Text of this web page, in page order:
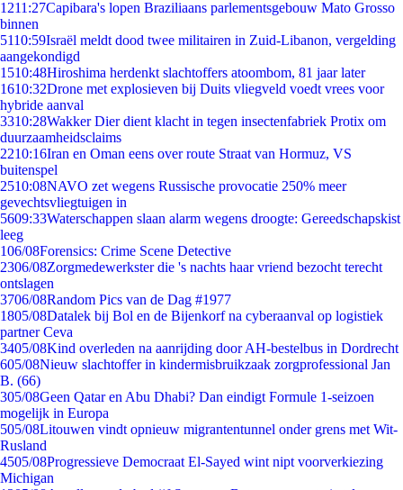
1211:27Capibara's lopen Braziliaans parlementsgebouw Mato Grosso
binnen
5110:59Israël meldt dood twee militairen in Zuid-Libanon, vergelding
aangekondigd
1510:48Hiroshima herdenkt slachtoffers atoombom, 81 jaar later
1610:32Drone met explosieven bij Duits vliegveld voedt vrees voor
hybride aanval
3310:28Wakker Dier dient klacht in tegen insectenfabriek Protix om
duurzaamheidsclaims
2210:16Iran en Oman eens over route Straat van Hormuz, VS
buitenspel
2510:08NAVO zet wegens Russische provocatie 250% meer
gevechtsvliegtuigen in
5609:33Waterschappen slaan alarm wegens droogte: Gereedschapskist
leeg
106/08Forensics: Crime Scene Detective
2306/08Zorgmedewerkster die 's nachts haar vriend bezocht terecht
ontslagen
3706/08Random Pics van de Dag #1977
1805/08Datalek bij Bol en de Bijenkorf na cyberaanval op logistiek
partner Ceva
3405/08Kind overleden na aanrijding door AH-bestelbus in Dordrecht
605/08Nieuw slachtoffer in kindermisbruikzaak zorgprofessional Jan
B. (66)
305/08Geen Qatar en Abu Dhabi? Dan eindigt Formule 1-seizoen
mogelijk in Europa
505/08Litouwen vindt opnieuw migrantentunnel onder grens met Wit-
Rusland
4505/08Progressieve Democraat El-Sayed wint nipt voorverkiezing
Michigan